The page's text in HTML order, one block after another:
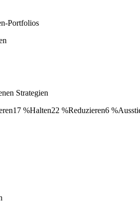
Portfolios
Strategien
17 %Halten22 %Reduzieren6 %